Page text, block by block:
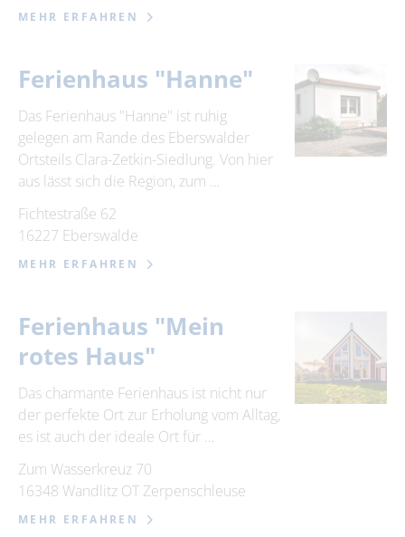
MEHR ERFAHREN
Ferienhaus "Hanne"
Das Ferienhaus "Hanne" ist ruhig
gelegen am Rande des Eberswalder
Ortsteils Clara-Zetkin-Siedlung. Von hier
aus lässt sich die Region, zum …
Fichtestraße 62
16227 Eberswalde
MEHR ERFAHREN
Ferienhaus "Mein
rotes Haus"
Das charmante Ferienhaus ist nicht nur
der perfekte Ort zur Erholung vom Alltag,
es ist auch der ideale Ort für …
Zum Wasserkreuz 70
16348 Wandlitz OT Zerpenschleuse
MEHR ERFAHREN